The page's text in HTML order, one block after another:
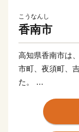
こうなんし
香南市
高知県香南市は
市町、夜須町、
た。
山地部からなり
しい水と緑に包